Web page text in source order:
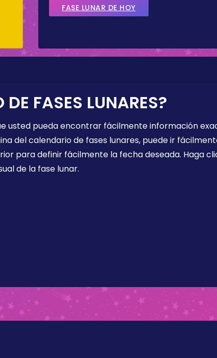
FASE LUNAR DE HOY
FASES LUNARES?
usted pueda encontrar fácilmente información
del calendario de fases lunares, puede ir
para definir fácilmente la fecha deseada. Haga
de la fase lunar.